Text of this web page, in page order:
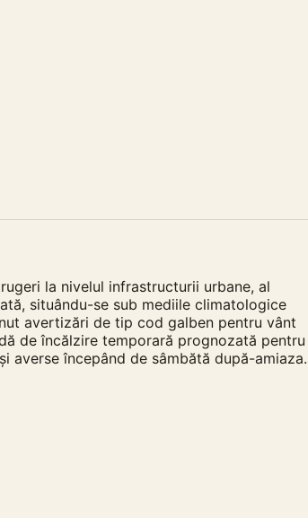
la nivelul infrastructurii urbane, al
situându-se sub mediile climatologice
avertizări de tip cod galben pentru vânt
de încălzire temporară prognozată pentru
averse începând de sâmbătă după-amiaza.